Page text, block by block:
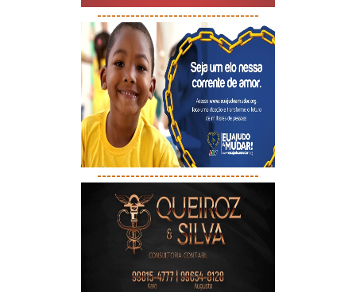
----------------------------------
----------------------------------